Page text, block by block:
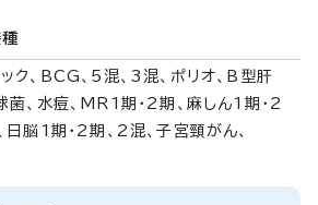
ック、BCG、5混、3混、ポリオ、B型肝
、水痘、MR1期・2期、麻しん1期・2
日脳1期・2期、2混、子宮頸がん、